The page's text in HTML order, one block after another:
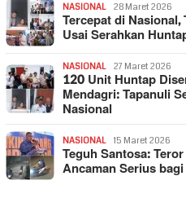
NASIONAL 28 Maret 2026
Tercepat di
Usai Serahkan
NASIONAL 27 Maret 2026
120 Unit Huntap
Mendagri: Tapanuli
Nasional
NASIONAL 15 Maret 2026
Teguh Santosa:
Ancaman Serius